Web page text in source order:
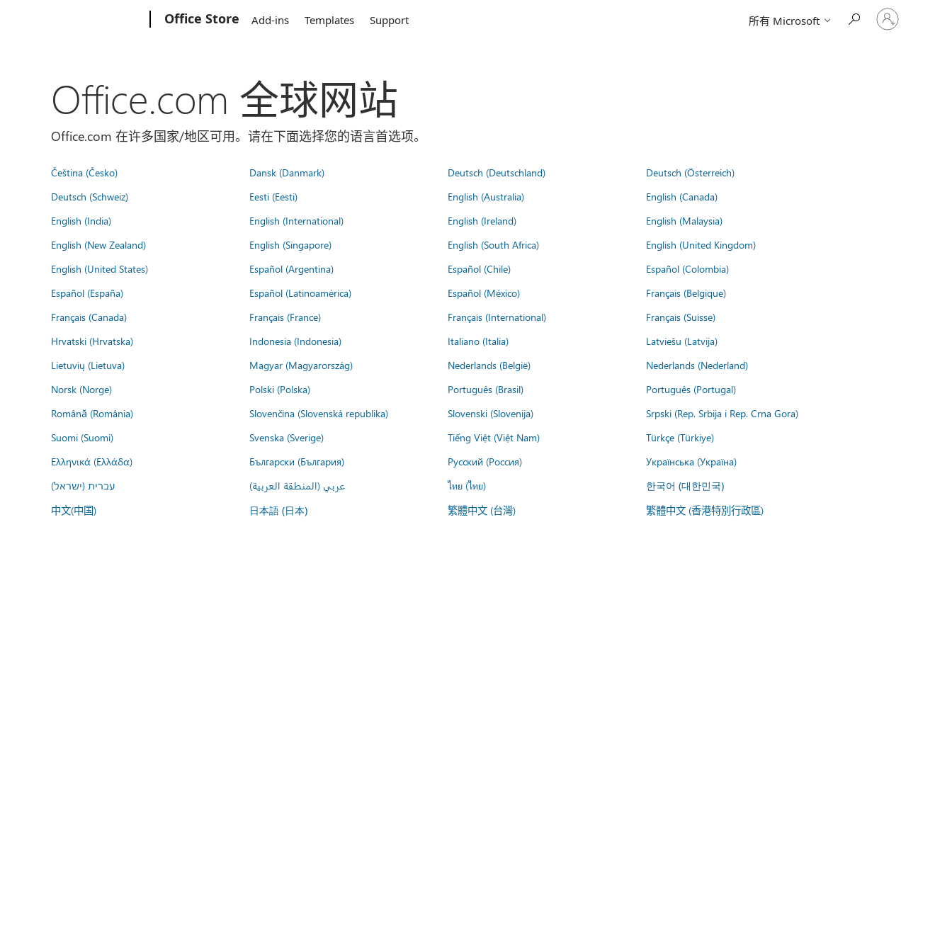
Office Store Add-ins Templates Support 所有 Microsoft
请
登
Office.com 全球网站
Office.com 在许多国家/地区可用。请在下面选择您的语言首选项。
Čeština (Česko) Dansk (Danmark) Deutsch (Deutschland)
Deutsch (Österreich)
Deutsch (Schweiz)
Eesti (Eesti) English (Australia)
English (Canada)
English (India)
English (International) English (Ireland)
English (Malaysia)
English (New Zealand)
English (Singapore) English (South Africa)
English (United Kingdom)
English (United States)
Español (Argentina) Español (Chile)
Español (Colombia)
Español (España)
Español (Latinoamérica) Español (México)
Français (Belgique)
Français (Canada)
Français (France) Français (International)
Français (Suisse)
Hrvatski (Hrvatska)
Indonesia (Indonesia) Italiano (Italia)
Latviešu (Latvija)
Lietuvių (Lietuva)
Magyar (Magyarország) Nederlands (België)
Nederlands (Nederland)
Norsk (Norge)
Polski (Polska) Português (Brasil)
Português (Portugal)
Română (România)
Slovenčina (Slovenská republika) Slovenski (Slovenija)
Srpski (Rep. Srbija i Rep. Crna Gora)
Suomi (Suomi)
Svenska (Sverige) Tiếng Việt (Việt Nam)
Türkçe (Türkiye)
Ελληνικά (Ελλάδα)
Български (България) Русский (Россия)
Українська (Україна)
עברית (ישראל)
عربي (المنطقة العربية) ไทย (ไทย) 한국어 (대한민국)
中文(中国) 日本語 (日本) 繁體中文 (台灣) 繁體中文 (香港特別行政區)